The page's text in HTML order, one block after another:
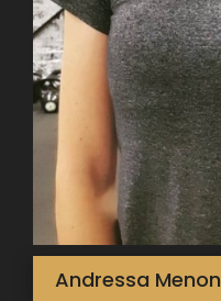
Andressa Menon